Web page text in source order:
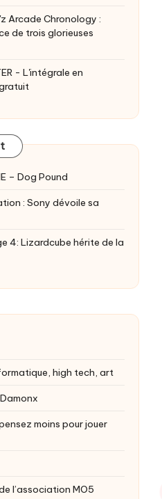
Arcade Chronology :
de trois glorieuses
- L'intégrale en
– Dog Pound
: Sony dévoile sa
4: Lizardcube hérite de la
high tech, art
moins pour jouer
l’association MO5